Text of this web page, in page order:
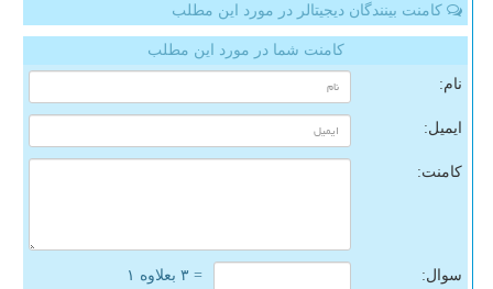
کامنت بینندگان دیجیتالر در مورد این مطلب
کامنت شما در مورد این مطلب
نام:
ایمیل:
کامنت:
سوال: = ۳ بعلاوه ۱